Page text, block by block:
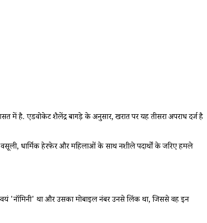
है. एडवोकेट शैलेंद्र बागड़े के अनुसार, खरात पर यह तीसरा अपराध दर्ज है
धार्मिक हेरफेर और महिलाओं के साथ नशीले पदार्थों के जरिए हमले
'नॉमिनी' था और उसका मोबाइल नंबर उनसे लिंक था, जिससे वह इन